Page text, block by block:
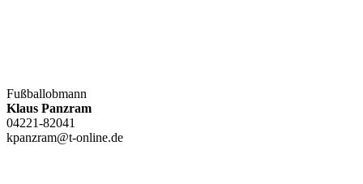
Fußballobmann
Klaus Panzram
04221-82041
kpanzram@t-online.de